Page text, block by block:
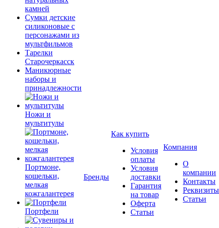
камней
Сумки детские
силиконовые с
персонажами из
мультфильмов
Тарелки
Старочеркасск
Маникюрные
наборы и
принадлежности
Ножи и
мультитулы
Портмоне,
кошельки,
мелкая
кожгалантерея
Портфели
Бренды
Как купить
Условия
оплаты
Условия
доставки
Гарантия
на товар
Оферта
Статьи
Компания
О
компании
Контакты
Реквизиты
Статьи